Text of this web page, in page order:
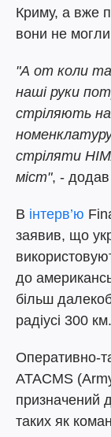
Криму, а вже
вони не
"А от коли
наші руки
стріляють
стріляти
міст", - додав
В інтерв’ю
заявив, що
до
більш
радіусі 300 км.
Оперативно-
ATACMS
призначений
таких як